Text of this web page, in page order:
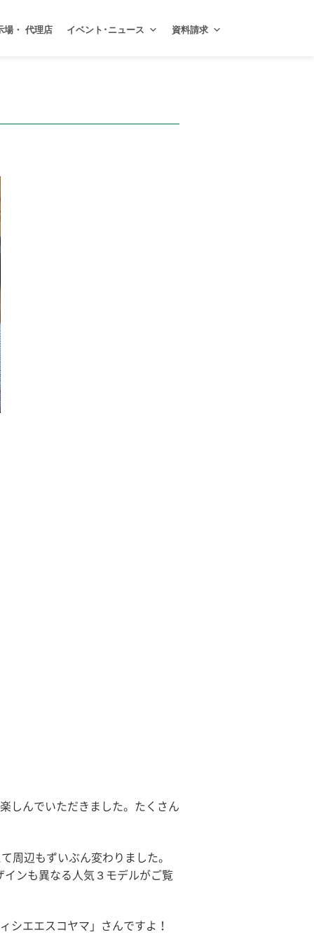
場・ 代理店 イベント･ニュース 資料請求
しんでいただきました。たくさん
周辺もずいぶん変わりました。
ンも異なる人気３モデルがご覧
シエエスコヤマ」さんですよ！